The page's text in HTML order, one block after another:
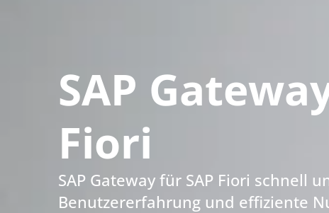
SAP
Fiori
SAP Gateway für SAP Fiori schnell
Benutzererfahrung und effiziente